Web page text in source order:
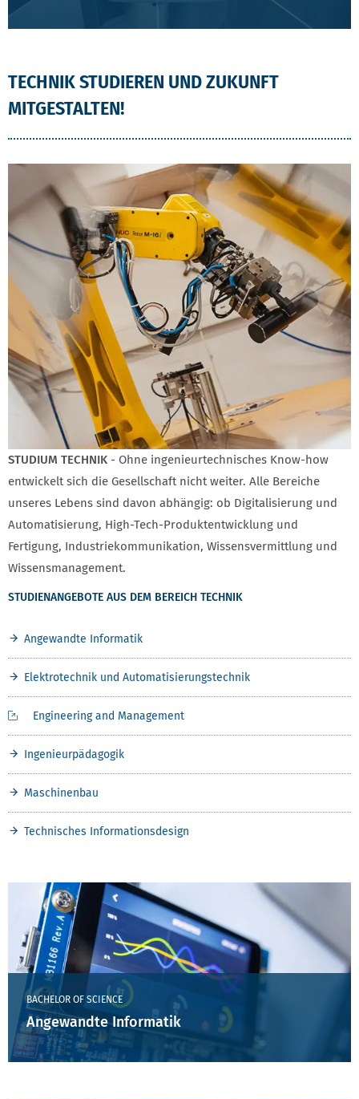
TECHNIK STUDIEREN UND ZUKUNFT
MITGESTALTEN!
STUDIUM TECHNIK - Ohne ingenieurtechnisches Know-how
entwickelt sich die Gesellschaft nicht weiter. Alle Bereiche
unseres Lebens sind davon abhängig: ob Digitalisierung und
Automatisierung, High-Tech-Produktentwicklung und
Fertigung, Industriekommunikation, Wissensvermittlung und
Wissensmanagement.
STUDIENANGEBOTE AUS DEM BEREICH TECHNIK
Angewandte Informatik
Elektrotechnik und Automatisierungstechnik
Engineering and Management
Ingenieurpädagogik
Maschinenbau
Technisches Informationsdesign
BACHELOR OF SCIENCE
Angewandte Informatik